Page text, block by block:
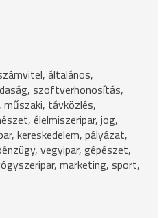
általános,
szoftverhonosítás,
távközlés,
élelmiszeripar, jog,
kereskedelem, pályázat,
vegyipar, gépészet,
marketing, sport,